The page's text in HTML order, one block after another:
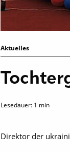
Aktuelles
Lesedauer: 1 min
Direktor der